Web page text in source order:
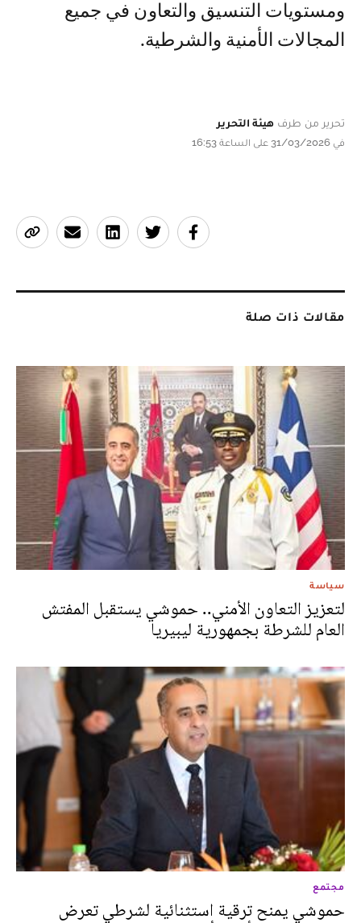
ومستويات التنسيق والتعاون في جميع
المجالات الأمنية والشرطية.
تحرير من طرف هيئة التحرير
في 31/03/2026 على الساعة 16:53
مقالات ذات صلة
سياسة
لتعزيز التعاون الأمني.. حموشي يستقبل المفتش
العام للشرطة بجمهورية ليبيريا
مجتمع
حموشي يمنح ترقية استثنائية لشرطي تعرض